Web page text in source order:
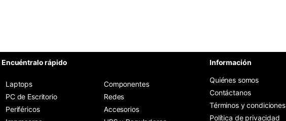
Encuéntralo rápido
Laptops
PC de Escritorio
Periféricos
Componentes
Redes
Accesorios
Información
Quiénes somos
Contáctanos
Términos y condiciones
Política de privacidad